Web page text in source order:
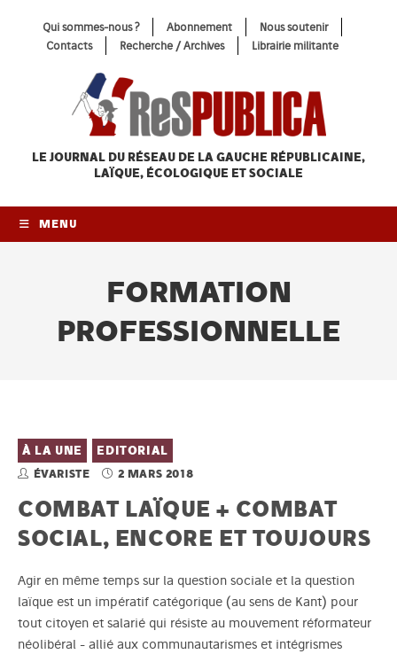
Qui sommes-nous ? Abonnement
Nous soutenir
Contacts
Recherche / Archives Librairie militante
LE JOURNAL DU RÉSEAU DE LA GAUCHE RÉPUBLICAINE,
LAÏQUE, ÉCOLOGIQUE ET SOCIALE
MENU
FORMATION
PROFESSIONNELLE
À LA UNE EDITORIAL
ÉVARISTE 2 MARS 2018
COMBAT LAÏQUE + COMBAT
SOCIAL, ENCORE ET TOUJOURS
Agir en même temps sur la question sociale et la question
laïque est un impératif catégorique (au sens de Kant) pour
tout citoyen et salarié qui résiste au mouvement réformateur
néolibéral - allié aux communautarismes et intégrismes